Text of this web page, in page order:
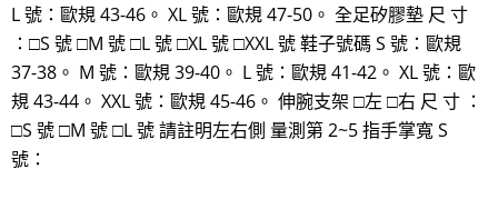
L 號：歐規 43-46。 XL 號：歐規 47-50。 全足矽膠墊 尺 寸
：□S 號 □M 號 □L 號 □XL 號 □XXL 號 鞋子號碼 S 號：歐規
37-38。 M 號：歐規 39-40。 L 號：歐規 41-42。 XL 號：歐
規 43-44。 XXL 號：歐規 45-46。 伸腕支架 □左 □右 尺 寸 ：
□S 號 □M 號 □L 號 請註明左右側 量測第 2~5 指手掌寬 S
號：